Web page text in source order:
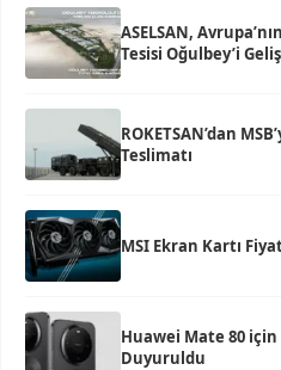
ASELSAN,
Tesisi Oğulbey’i
ROKETSAN’dan
Teslimatı
MSI Ekran Kartı
Huawei Mate 80 için
Duyuruldu